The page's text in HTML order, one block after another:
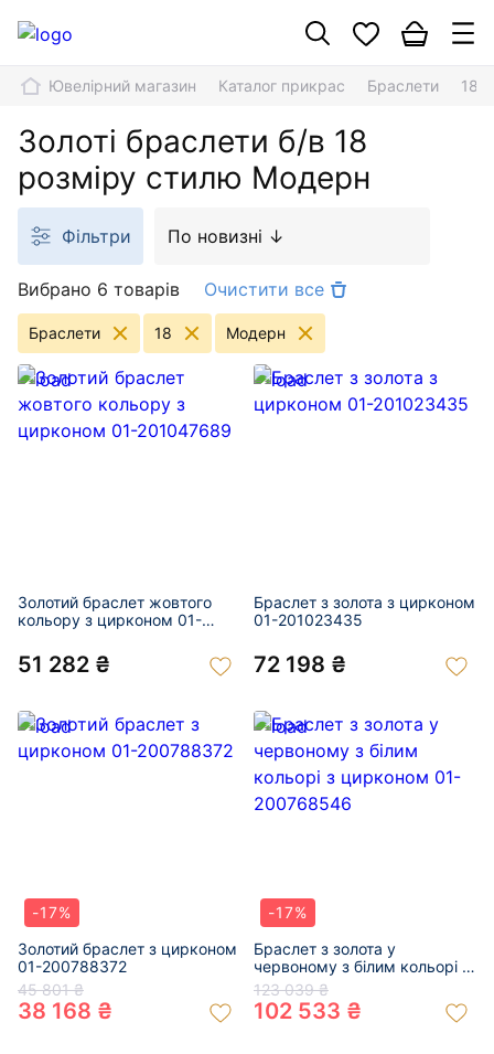
Ювелірний магазин Каталог прикрас Браслети 18
Золоті браслети б/в 18
розміру стилю Модерн
Вибрано 6 товарів Очистити все
Браслети 18 Модерн
Фільтри По новизні ↓
Золотий браслет жовтого
кольору з цирконом 01-
51 282 ₴
Браслет з золота з цирконом
01-201023435
72 198 ₴
-17%
Золотий браслет з цирконом
01-200788372
45 801 ₴
38 168 ₴
-17%
Браслет з золота у
червоному з білим кольорі з
цирконом 01-200768546
123 039 ₴
102 533 ₴